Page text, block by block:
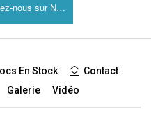
Rejoignez-nous sur Newsletter
En Stock
Contact
Galerie Vidéo